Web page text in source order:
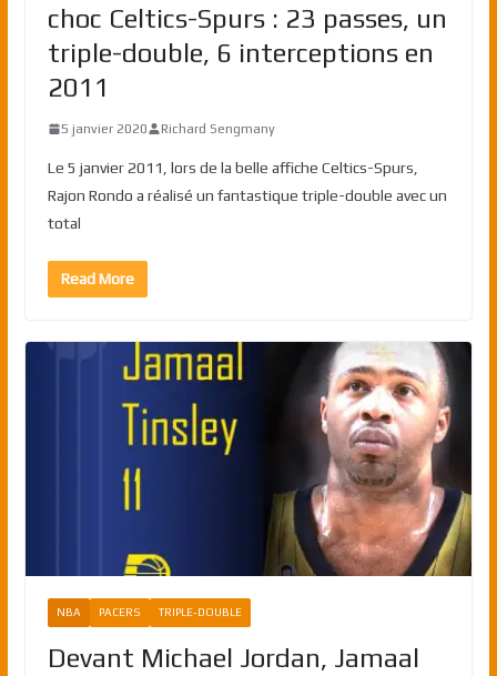
choc Celtics-Spurs : 23 passes, un
triple-double, 6 interceptions en
2011
5 janvier 2020 Richard Sengmany
Le 5 janvier 2011, lors de la belle affiche Celtics-Spurs,
Rajon Rondo a réalisé un fantastique triple-double avec un
total
Read More
NBA PACERS TRIPLE-DOUBLE
Devant Michael Jordan, Jamaal